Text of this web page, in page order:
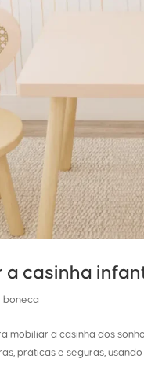
a casinha
boneca
mobiliar a casinha dos
práticas e seguras,